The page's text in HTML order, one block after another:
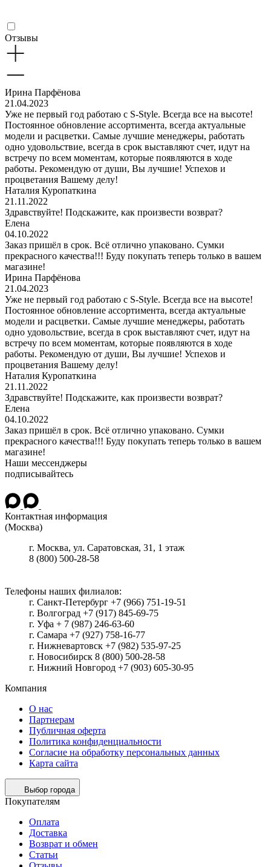
Отзывы
Ирина Парфёнова
21.04.2023
Уже не первый год работаю с S-Style. Всегда все на высоте!
Постоянное обновление ассортимента, всегда актуальные
модели и расцветки. Самые лучшие менеджеры, работать
одно удовольствие, всегда в срок выставляют счет, идут на
встречу по всем моментам, которые появляются в ходе
работы. Рекомендую от души, Вы лучшие! Успехов и
процветания Вашему делу!
Наталия Куропаткина
21.11.2022
Здравствуйте! Подскажите, как произвести возврат?
Елена
04.10.2022
Заказ пришёл в срок. Всё отлично упаковано. Сумки
прекрасного качества!!! Буду покупать теперь только в вашем
магазине!
Ирина Парфёнова
21.04.2023
Уже не первый год работаю с S-Style. Всегда все на высоте!
Постоянное обновление ассортимента, всегда актуальные
модели и расцветки. Самые лучшие менеджеры, работать
одно удовольствие, всегда в срок выставляют счет, идут на
встречу по всем моментам, которые появляются в ходе
работы. Рекомендую от души, Вы лучшие! Успехов и
процветания Вашему делу!
Наталия Куропаткина
21.11.2022
Здравствуйте! Подскажите, как произвести возврат?
Елена
04.10.2022
Заказ пришёл в срок. Всё отлично упаковано. Сумки
прекрасного качества!!! Буду покупать теперь только в вашем
магазине!
Наши мессенджеры
подписывайтесь
Контактная информация
(Москва)
г. Москва, ул. Саратовская, 31, 1 этаж
8 (800) 500-28-58
Телефоны наших филиалов:
г. Санкт-Петербург +7 (966) 751-19-51
г. Волгоград +7 (917) 845-69-75
г. Уфа + 7 (987) 246-63-60
г. Самара +7 (927) 758-16-77
г. Нижневартовск +7 (982) 535-97-25
г. Новосибирск 8 (800) 500-28-58
г. Нижний Новгород +7 (903) 605-30-95
Компания
О нас
Партнерам
Публичная оферта
Политика конфиденциальности
Согласие на обработку персональных данных
Карта сайта
Выбор города
Покупателям
Оплата
Доставка
Возврат и обмен
Статьи